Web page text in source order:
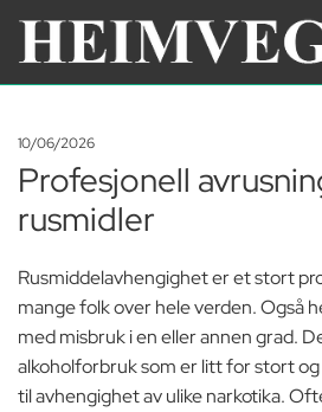
10/06/2026
Profesjonell
rusmidler
Rusmiddelavhengighet er et stort
mange folk over hele verden. Også
med misbruk i en eller annen grad.
alkoholforbruk som er litt for stort og
til avhengighet av ulike narkotika.